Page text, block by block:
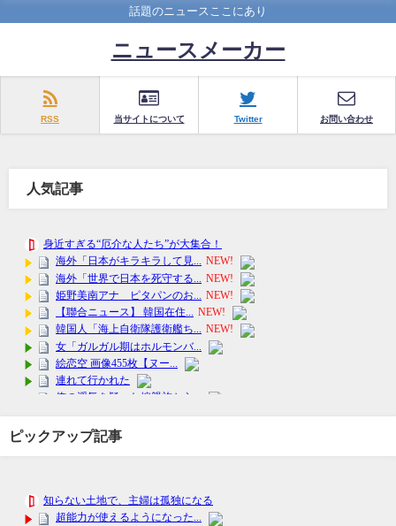
話題のニュースここにあり
ニュースメーカー
RSS 当サイトについて Twitter お問い合わせ
人気記事
ピックアップ記事